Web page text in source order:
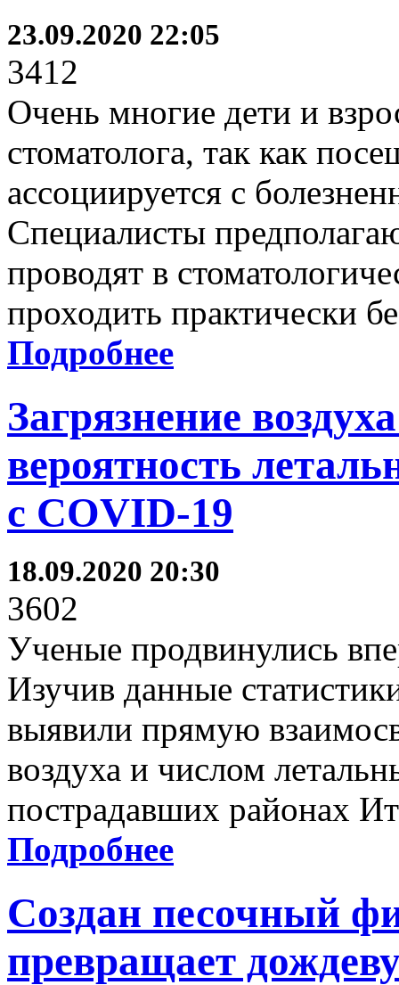
23.09.2020 22:05
3412
Очень многие дети и
стоматолога, так как
ассоциируется с
Специалисты
проводят в
проходить практически
Подробнее
Загрязнение
вероятность
с COVID-19
18.09.2020 20:30
3602
Ученые продвинулись
Изучив данные
выявили прямую
воздуха и числом
пострадавших районах
Подробнее
Создан песочный
превращает